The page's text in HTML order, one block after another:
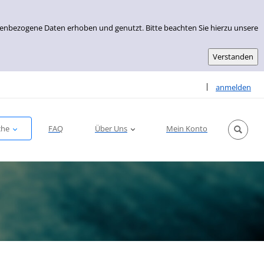
Daten erhoben und genutzt. Bitte beachten Sie hierzu unsere
| anmelden
Sprache
FAQ Über Uns Mein Konto